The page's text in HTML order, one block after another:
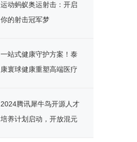
运动蚂蚁奥运射击：开启
你的射击冠军梦
一站式健康守护方案！泰
康寰球健康重塑高端医疗
2024腾讯犀牛鸟开源人才
培养计划启动，开放混元